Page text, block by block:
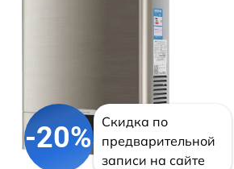
-20%
Скидка по
предварительной
записи на сайте